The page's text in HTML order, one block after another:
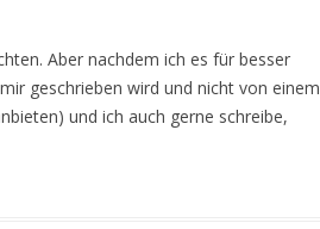
Aber nachdem ich es für besser
geschrieben wird und nicht von einem
und ich auch gerne schreibe,